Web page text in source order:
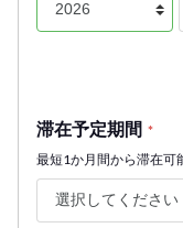
滞在予定期間 *
最短1か月間から滞在可